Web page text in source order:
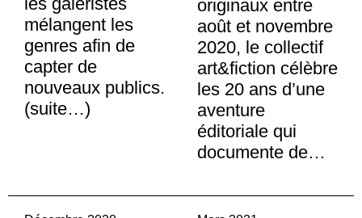
mélangent les
genres afin de
capter de
nouveaux publics.
(suite…)
originaux entre
août et novembre
2020, le collectif
art&fiction célèbre
les 20 ans d’une
aventure
éditoriale qui
documente de…